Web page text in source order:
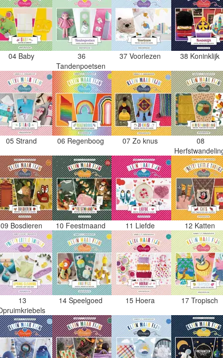
04 Baby
36
Tandenpoetsen
37 Voorlezen 38 Koninklijk
05 Strand 06 Regenboog 07 Zo knus
08
09 Bosdieren 10 Feestmaand 11 Liefde 12 Katten
13
14 Speelgoed 15 Hoera 17 Tropisch